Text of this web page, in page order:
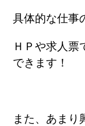
具体的な仕事
ＨＰや求人票
できます！
また、あまり